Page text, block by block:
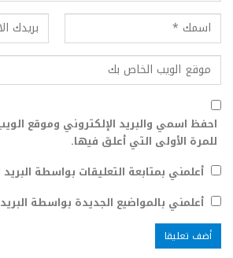
احفظ اسمي والبريد الإلكتروني وموقع
للمرة الأولى التي أعلق فيها.
أعلمني بمتابعة التعليقات بواسطة البريد
أعلمني بالمواضيع الجديدة بواسطة